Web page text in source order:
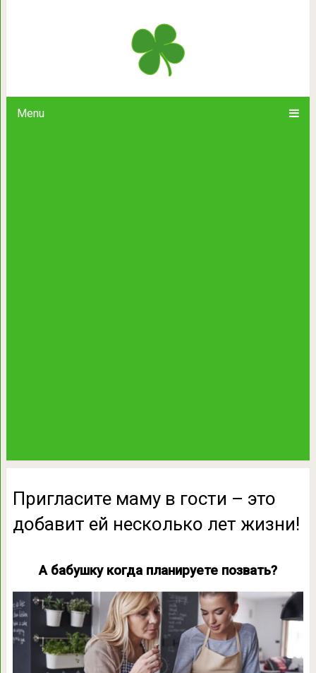
Menu
Пригласите маму в гости – это
Пригласите маму в гости – это
добавит ей несколько лет жизни!
А бабушку когда планируете позвать?